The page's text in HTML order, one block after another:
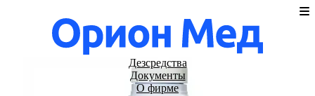
Дезсредства
Документы
О фирме